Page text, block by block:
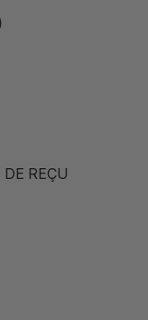
REÇU